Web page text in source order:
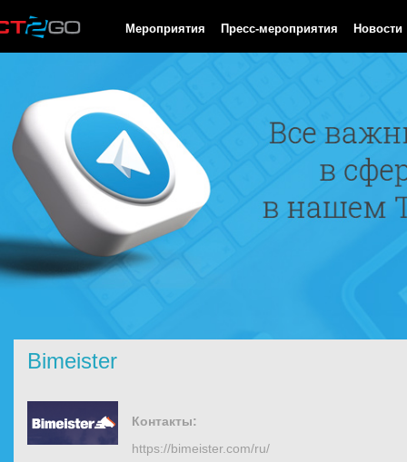
Мероприятия Пресс-мероприятия Новости
Bimeister
Контакты:
https://bimeister.com/ru/